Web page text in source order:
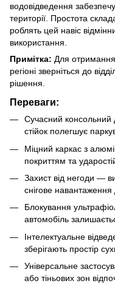
водовідведення
території. Простота
роблять цей навіс
використання.
Примітка: Для
регіоні зверніться до
рішення.
Переваги:
Сучасний консольний
стійок полегшує
Міцний каркас з
покриттям та
Захист від негоди —
снігове навантаження
Блокування
автомобіль
Інтелектуальне
зберігають простір
Універсальне
або тіньових зон